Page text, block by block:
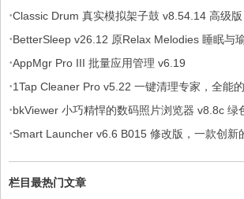
·Classic Drum 真实模拟架子鼓 v8.54.14 高级版
·BetterSleep v26.12 原Relax Melodies 睡眠与
·AppMgr Pro III 批量应用管理 v6.19
·1Tap Cleaner Pro v5.22 一键清理专家，全能
·bkViewer 小巧精悍的数码照片浏览器 v8.8c 绿
·Smart Launcher v6.6 B015 修改版，一款创新
栏目最热门文章